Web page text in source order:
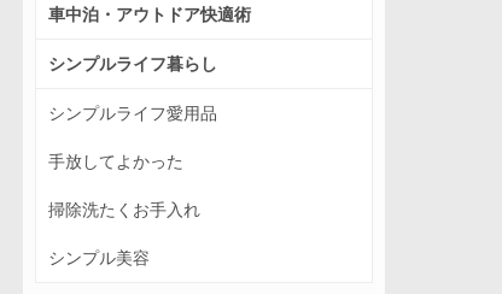
車中泊・アウトドア快適術
シンプルライフ暮らし
シンプルライフ愛用品
手放してよかった
掃除洗たくお手入れ
シンプル美容